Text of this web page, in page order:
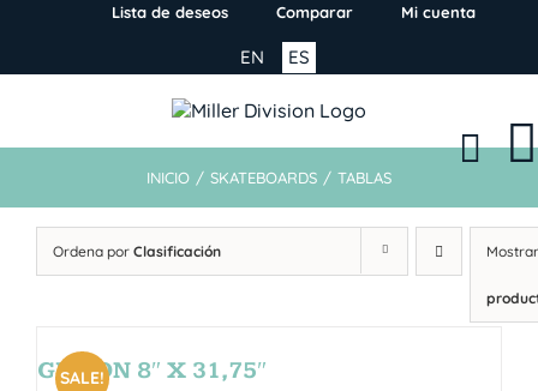
Lista de deseos Comparar Mi cuenta
ES
EN
INICIO / SKATEBOARDS / TABLAS
Ordena por Clasificación
SALE!
GIBSON 8″ X 31,75″